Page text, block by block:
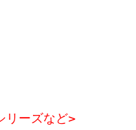
リーズなど>